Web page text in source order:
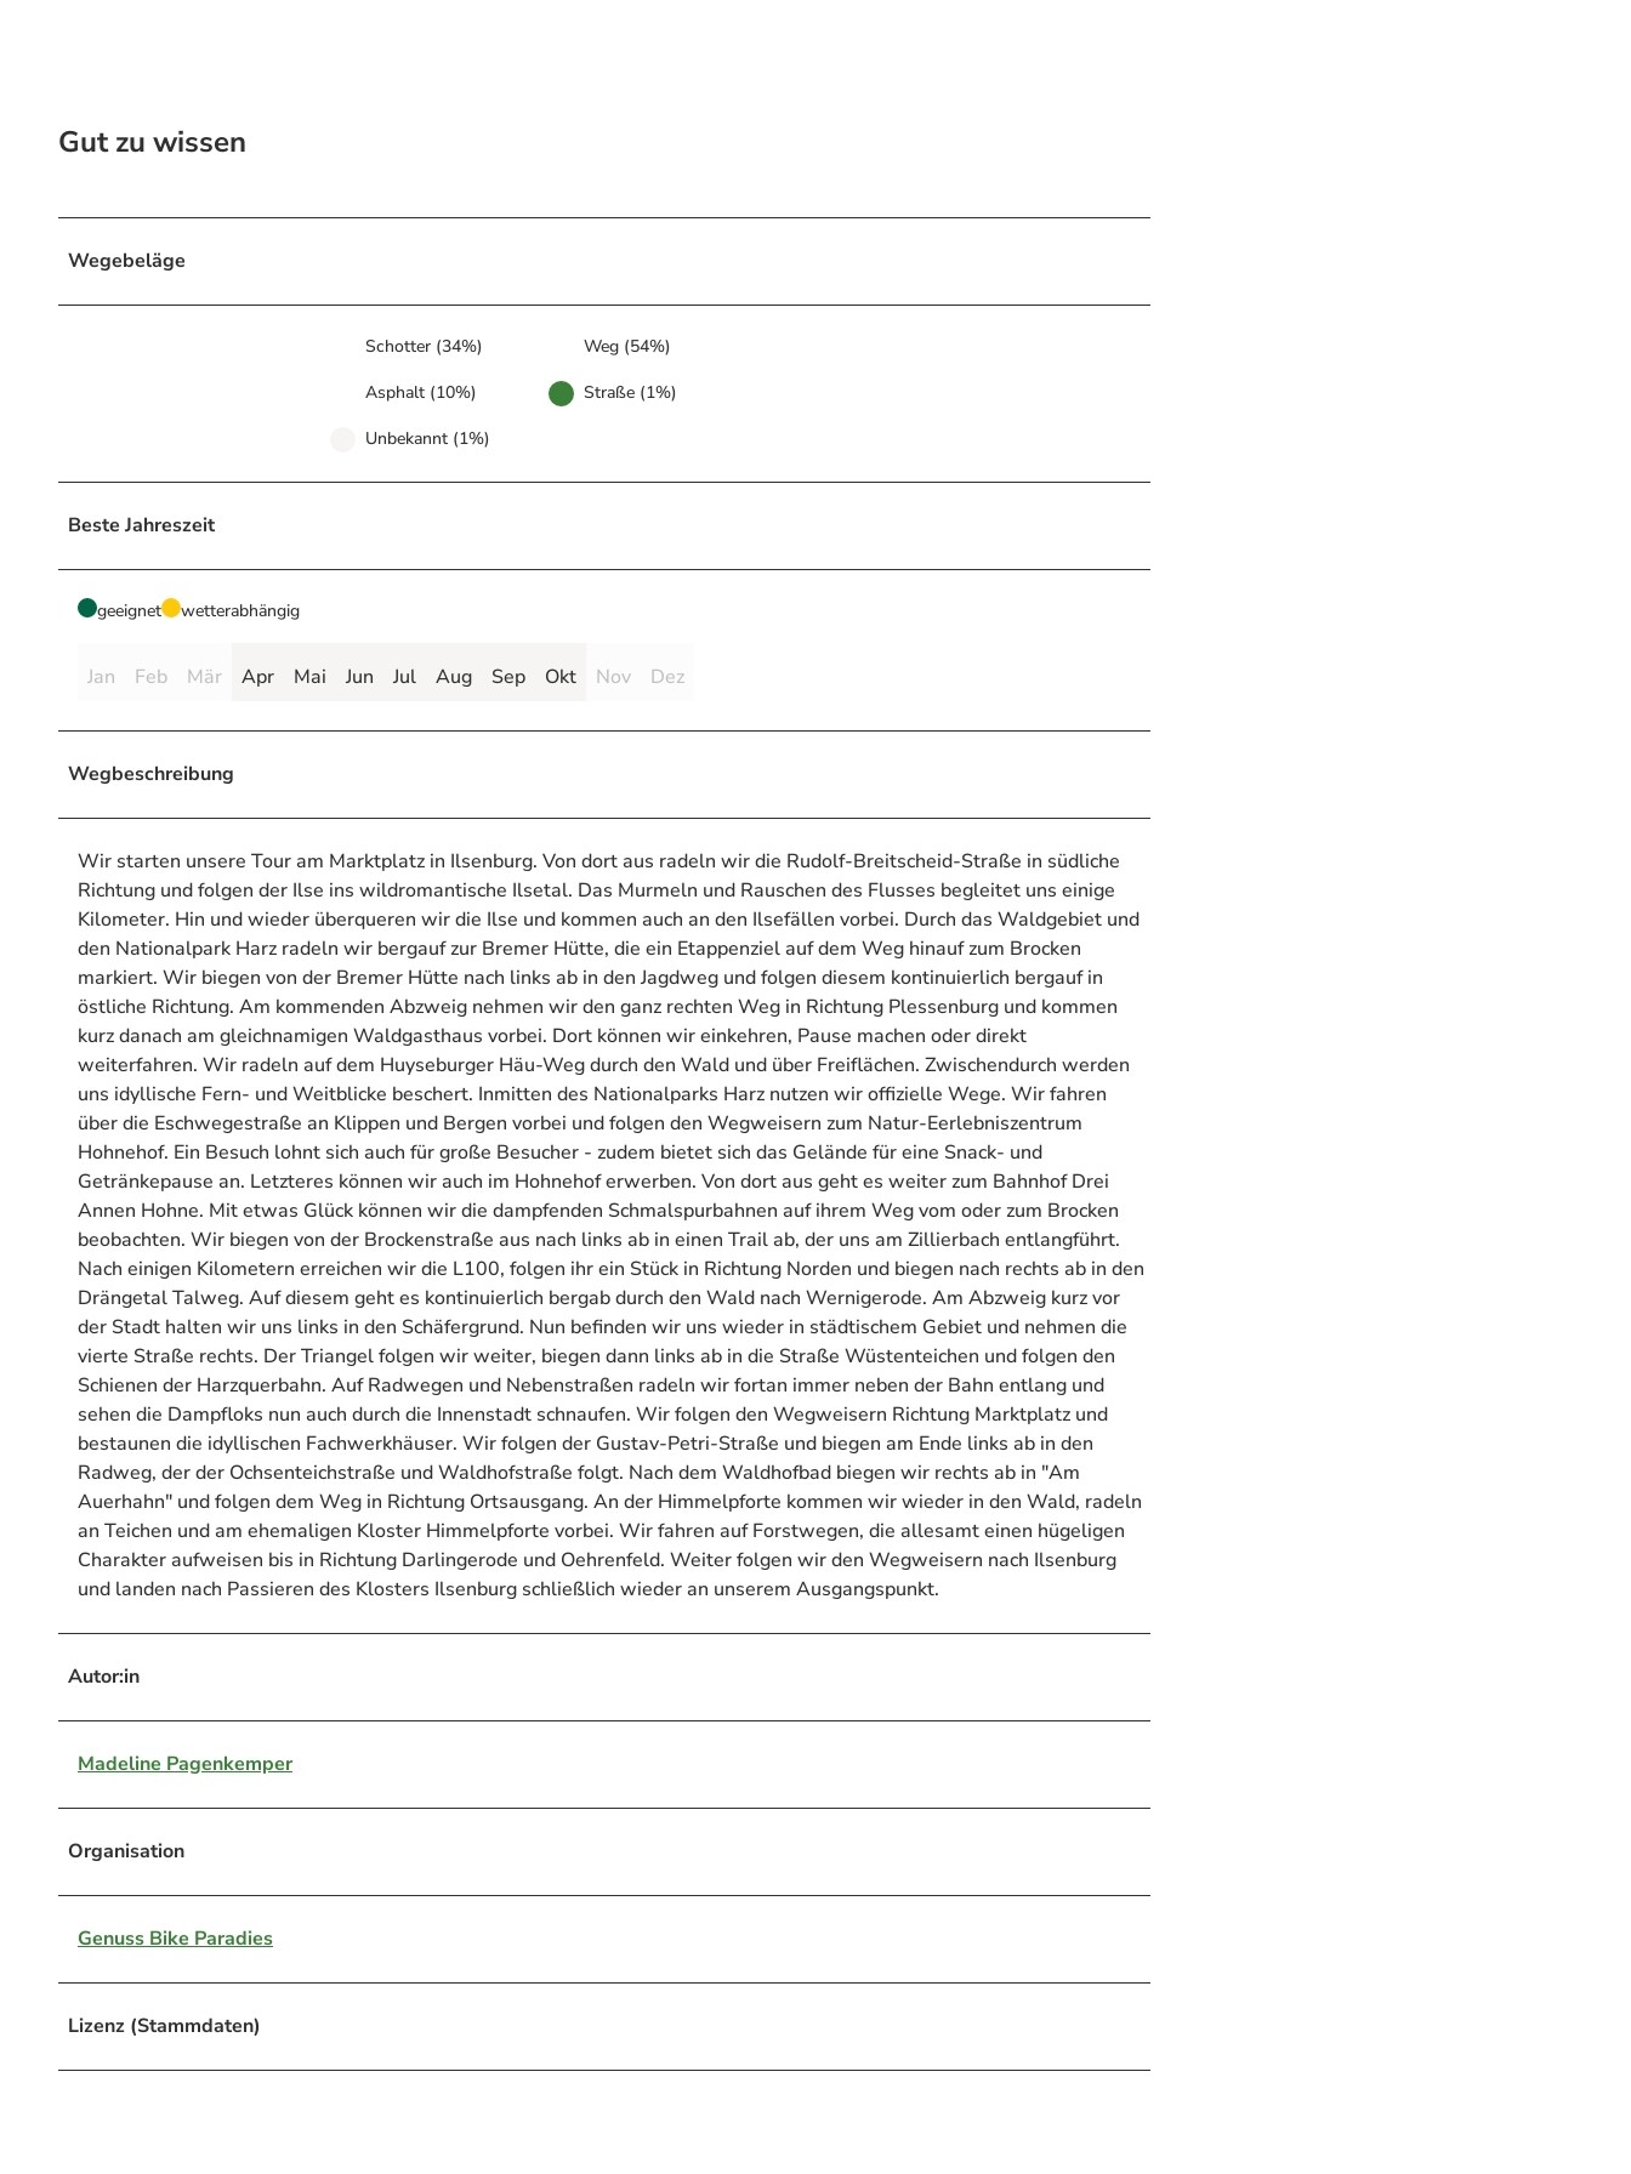
Gut zu wissen
Wegebeläge
Schotter (34%) Weg (54%)
Asphalt (10%) Straße (1%)
Unbekannt (1%)
Beste Jahreszeit
geeignet wetterabhängig
Jan Feb Mär Apr Mai Jun Jul Aug Sep Okt Nov Dez
Wegbeschreibung
Wir starten unsere Tour am Marktplatz in Ilsenburg. Von dort aus radeln wir die Rudolf-Breitscheid-Straße in südliche
Richtung und folgen der Ilse ins wildromantische Ilsetal. Das Murmeln und Rauschen des Flusses begleitet uns einige
Kilometer. Hin und wieder überqueren wir die Ilse und kommen auch an den Ilsefällen vorbei. Durch das Waldgebiet und
den Nationalpark Harz radeln wir bergauf zur Bremer Hütte, die ein Etappenziel auf dem Weg hinauf zum Brocken
markiert. Wir biegen von der Bremer Hütte nach links ab in den Jagdweg und folgen diesem kontinuierlich bergauf in
östliche Richtung. Am kommenden Abzweig nehmen wir den ganz rechten Weg in Richtung Plessenburg und kommen
kurz danach am gleichnamigen Waldgasthaus vorbei. Dort können wir einkehren, Pause machen oder direkt
weiterfahren. Wir radeln auf dem Huyseburger Häu-Weg durch den Wald und über Freiflächen. Zwischendurch werden
uns idyllische Fern- und Weitblicke beschert. Inmitten des Nationalparks Harz nutzen wir offizielle Wege. Wir fahren
über die Eschwegestraße an Klippen und Bergen vorbei und folgen den Wegweisern zum Natur-Eerlebniszentrum
Hohnehof. Ein Besuch lohnt sich auch für große Besucher - zudem bietet sich das Gelände für eine Snack- und
Getränkepause an. Letzteres können wir auch im Hohnehof erwerben. Von dort aus geht es weiter zum Bahnhof Drei
Annen Hohne. Mit etwas Glück können wir die dampfenden Schmalspurbahnen auf ihrem Weg vom oder zum Brocken
beobachten. Wir biegen von der Brockenstraße aus nach links ab in einen Trail ab, der uns am Zillierbach entlangführt.
Nach einigen Kilometern erreichen wir die L100, folgen ihr ein Stück in Richtung Norden und biegen nach rechts ab in den
Drängetal Talweg. Auf diesem geht es kontinuierlich bergab durch den Wald nach Wernigerode. Am Abzweig kurz vor
der Stadt halten wir uns links in den Schäfergrund. Nun befinden wir uns wieder in städtischem Gebiet und nehmen die
vierte Straße rechts. Der Triangel folgen wir weiter, biegen dann links ab in die Straße Wüstenteichen und folgen den
Schienen der Harzquerbahn. Auf Radwegen und Nebenstraßen radeln wir fortan immer neben der Bahn entlang und
sehen die Dampfloks nun auch durch die Innenstadt schnaufen. Wir folgen den Wegweisern Richtung Marktplatz und
bestaunen die idyllischen Fachwerkhäuser. Wir folgen der Gustav-Petri-Straße und biegen am Ende links ab in den
Radweg, der der Ochsenteichstraße und Waldhofstraße folgt. Nach dem Waldhofbad biegen wir rechts ab in "Am
Auerhahn" und folgen dem Weg in Richtung Ortsausgang. An der Himmelpforte kommen wir wieder in den Wald, radeln
an Teichen und am ehemaligen Kloster Himmelpforte vorbei. Wir fahren auf Forstwegen, die allesamt einen hügeligen
Charakter aufweisen bis in Richtung Darlingerode und Oehrenfeld. Weiter folgen wir den Wegweisern nach Ilsenburg
und landen nach Passieren des Klosters Ilsenburg schließlich wieder an unserem Ausgangspunkt.
Autor:in
Madeline Pagenkemper
Organisation
Genuss Bike Paradies
Lizenz (Stammdaten)